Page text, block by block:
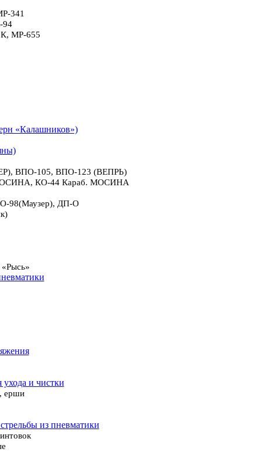
341
94
МР-655
«Калашников»)
ВПО-105, ВПО-123 (ВЕПРЬ)
КО-44 Караб. МОСИНА
98(Маузер), ДП-О
ухода и чистки
ерши
из пневматики